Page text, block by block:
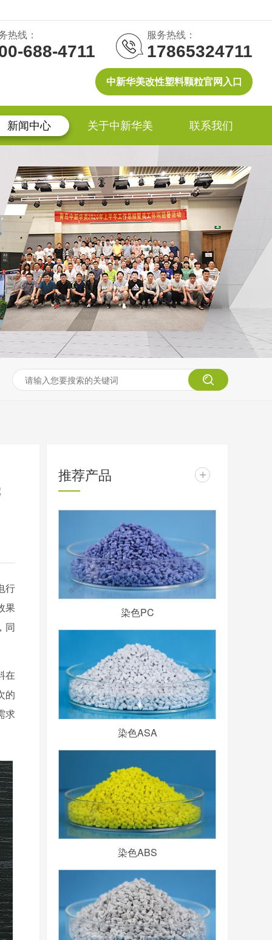
中新华美改性塑料颗粒官网入口
热线：
688-4711
服务热线：
17865324711
新闻中心 关于中新华美 联系我们
行
果
同
在
的
求
推荐产品 +
染色PC
染色ASA
染色ABS